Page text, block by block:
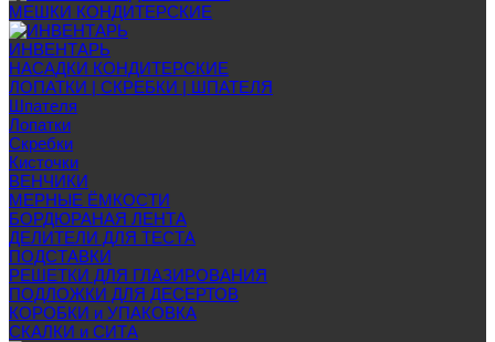
МЕШКИ КОНДИТЕРСКИЕ
ИНВЕНТАРЬ
НАСАДКИ КОНДИТЕРСКИЕ
ЛОПАТКИ | СКРЕБКИ | ШПАТЕЛЯ
Шпателя
Лопатки
Скребки
Кисточки
ВЕНЧИКИ
МЕРНЫЕ ЁМКОСТИ
БОРДЮРАНАЯ ЛЕНТА
ДЕЛИТЕЛИ ДЛЯ ТЕСТА
ПОДСТАВКИ
РЕШЕТКИ ДЛЯ ГЛАЗИРОВАНИЯ
ПОДЛОЖКИ ДЛЯ ДЕСЕРТОВ
КОРОБКИ и УПАКОВКА
СКАЛКИ и СИТА